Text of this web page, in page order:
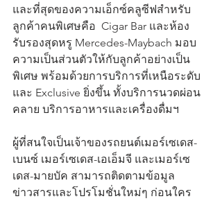
และที่สุดของความเอ็กซ์คลูซีฟสำหรับ
ลูกค้าคนพิเศษคือ  Cigar Bar และห้อง
รับรองสุดหรู Mercedes-Maybach มอบ
ความเป็นส่วนตัวให้กับลูกค้าอย่างเป็น
พิเศษ พร้อมด้วยการบริการที่เหนือระดับ
และ Exclusive ยิ่งขึ้น ทั้งบริการนวดผ่อน
คลาย บริการอาหารและเครื่องดื่มฯ
ผู้ที่สนใจเป็นเจ้าของรถยนต์เมอร์เซเดส-
เบนซ์ เมอร์เซเดส-เอเอ็มจี และเมอร์เซ
เดส-มายบัค สามารถติดตามข้อมูล
ข่าวสารและโปรโมชั่นใหม่ๆ ก่อนใคร